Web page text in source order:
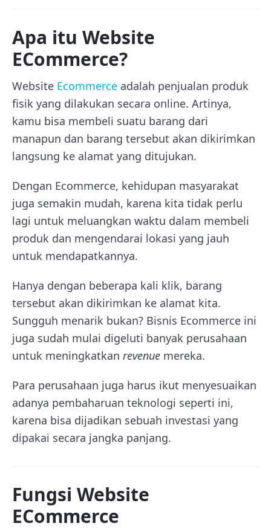
Apa itu Website
ECommerce?
Website Ecommerce adalah penjualan produk
fisik yang dilakukan secara online. Artinya,
kamu bisa membeli suatu barang dari
manapun dan barang tersebut akan dikirimkan
langsung ke alamat yang ditujukan.
Dengan Ecommerce, kehidupan masyarakat
juga semakin mudah, karena kita tidak perlu
lagi untuk meluangkan waktu dalam membeli
produk dan mengendarai lokasi yang jauh
untuk mendapatkannya.
Hanya dengan beberapa kali klik, barang
tersebut akan dikirimkan ke alamat kita.
Sungguh menarik bukan? Bisnis Ecommerce ini
juga sudah mulai digeluti banyak perusahaan
untuk meningkatkan revenue mereka.
Para perusahaan juga harus ikut menyesuaikan
adanya pembaharuan teknologi seperti ini,
karena bisa dijadikan sebuah investasi yang
dipakai secara jangka panjang.
Fungsi Website
ECommerce